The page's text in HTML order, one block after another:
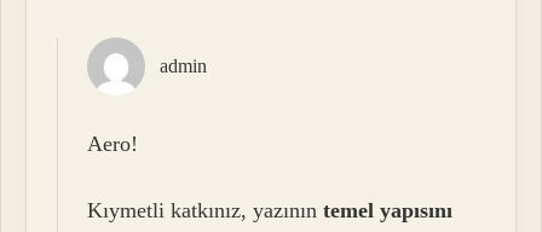
admin
Aero!
Kıymetli katkınız, yazınıntemel yapısını